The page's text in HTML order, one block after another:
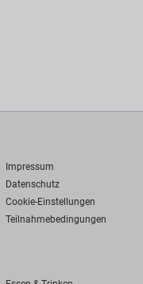
Impressum
Datenschutz
Cookie-Einstellungen
Teilnahmebedingungen